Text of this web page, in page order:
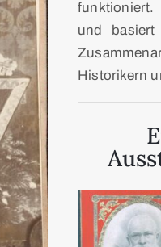
und
Historikern